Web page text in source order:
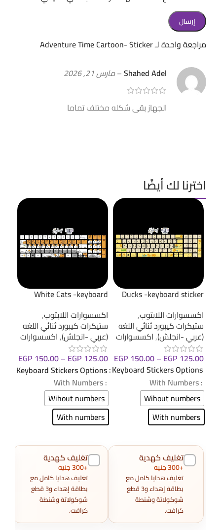
مراجعة واحدة لـAdventure Time Cartoon- Sticker
Shahed Adel
–مارس 21, 2026
الجهاز بقى شكله مختلف تماما
اخترنا لك أيضًا
Ducks -keyboard sticker
اكسسوارات اللابتوب,
ستيكرات كيبورد ثنائي اللغه
(عربي -انجلش),اكسسوارات
EGP 125.00
–
EGP 150.00
Keyboard Stickers Options
: With Numbers
Wihout numbers
With numbers
تغليف كهدية
+300 جنيه
تغليف هدايا كامل مع
بطاقة إهداء و3 قطع
شوكولاتة وشنطة
كرافت.
White Cats -keyboard
اكسسوارات اللابتوب,
ستيكرات كيبورد ثنائي اللغه
(عربي -انجلش),اكسسوارات
EGP 125.00
–
EGP 150.00
Keyboard Stickers Options
: With Numbers
Wihout numbers
With numbers
تغليف كهدية
+300 جنيه
تغليف هدايا كامل مع
بطاقة إهداء و3 قطع
شوكولاتة وشنطة
كرافت.